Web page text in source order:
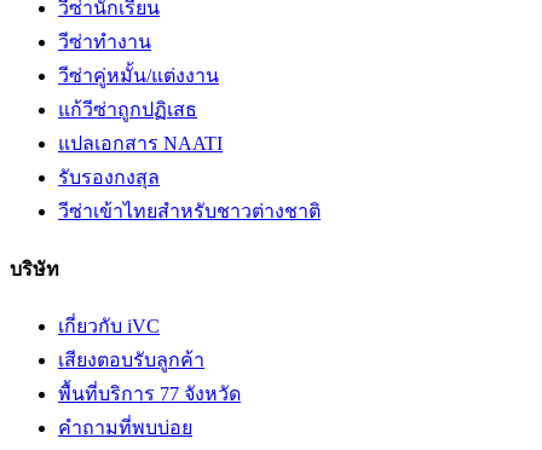
วีซ่านักเรียน
วีซ่าทำงาน
วีซ่าคู่หมั้น/แต่งงาน
แก้วีซ่าถูกปฏิเสธ
แปลเอกสาร NAATI
รับรองกงสุล
วีซ่าเข้าไทยสำหรับชาวต่างชาติ
บริษัท
เกี่ยวกับ iVC
เสียงตอบรับลูกค้า
พื้นที่บริการ 77 จังหวัด
คำถามที่พบบ่อย